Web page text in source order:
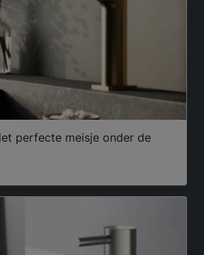
perfecte meisje onder de